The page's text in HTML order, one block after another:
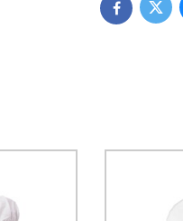
jsem se s
Facebook